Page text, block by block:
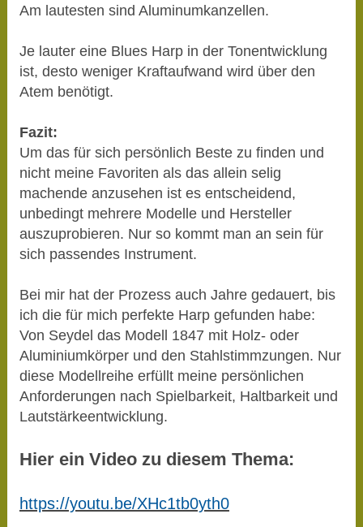
Am lautesten sind Aluminumkanzellen.
Je lauter eine Blues Harp in der Tonentwicklung
ist, desto weniger Kraftaufwand wird über den
Atem benötigt.
Fazit:
Um das für sich persönlich Beste zu finden und
nicht meine Favoriten als das allein selig
machende anzusehen ist es entscheidend,
unbedingt mehrere Modelle und Hersteller
auszuprobieren. Nur so kommt man an sein für
sich passendes Instrument.
Bei mir hat der Prozess auch Jahre gedauert, bis
ich die für mich perfekte Harp gefunden habe:
Von Seydel das Modell 1847 mit Holz- oder
Aluminiumkörper und den Stahlstimmzungen. Nur
diese Modellreihe erfüllt meine persönlichen
Anforderungen nach Spielbarkeit, Haltbarkeit und
Lautstärkeentwicklung.
Hier ein Video zu diesem Thema:
https://youtu.be/XHc1tb0yth0